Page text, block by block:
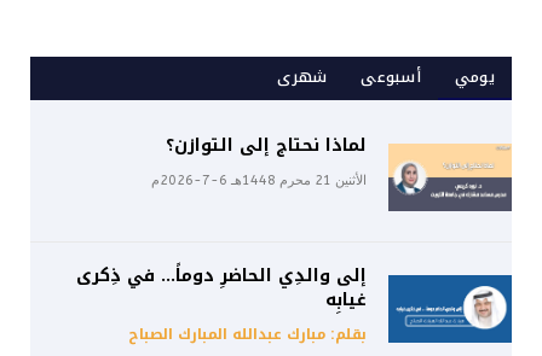
يومي أسبوعى شهرى
لماذا نحتاج إلى التوازن؟
الأثنين 21 محرم 1448هـ 6-7-2026م
إلى والدِي الحاضرِ دوماً… في ذِكرى
غيابِه
بقلم: مبارك عبدالله المبارك الصباح